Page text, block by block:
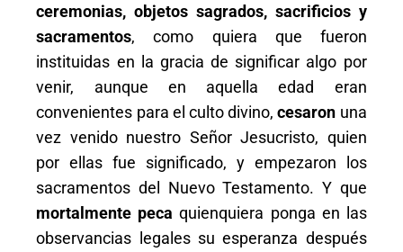
ceremonias, objetos sagrados, sacrificios y
sacramentos, como quiera que fueron
instituidas en la gracia de significar algo por
venir, aunque en aquella edad eran
convenientes para el culto divino,cesaron una
vez venido nuestro Señor Jesucristo, quien
por ellas fue significado, y empezaron los
sacramentos del Nuevo Testamento. Y que
mortalmente peca quienquiera ponga en las
observancias legales su esperanza después